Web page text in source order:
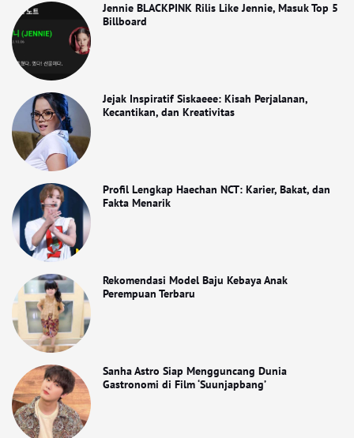
Jennie BLACKPINK Rilis Like Jennie, Masuk Top 5
Billboard
Jejak Inspiratif Siskaeee: Kisah Perjalanan,
Kecantikan, dan Kreativitas
Profil Lengkap Haechan NCT: Karier, Bakat, dan
Fakta Menarik
Rekomendasi Model Baju Kebaya Anak
Perempuan Terbaru
Sanha Astro Siap Mengguncang Dunia
Gastronomi di Film ‘Suunjapbang’